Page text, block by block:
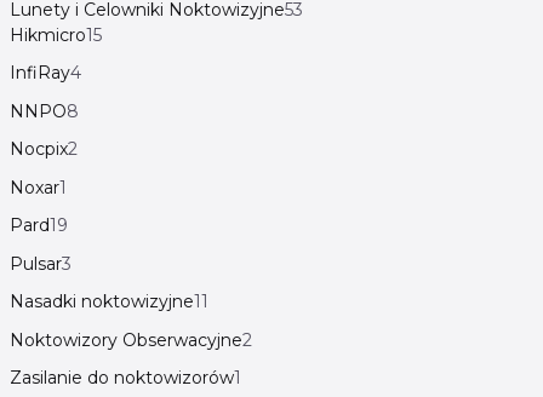
Lunety i Celowniki Noktowizyjne53
Hikmicro15
InfiRay4
NNPO8
Nocpix2
Noxar1
Pard19
Pulsar3
Nasadki noktowizyjne11
Noktowizory Obserwacyjne2
Zasilanie do noktowizorów1